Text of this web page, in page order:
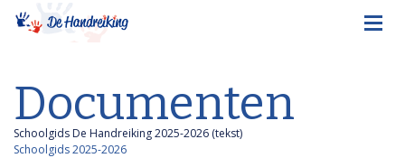
Documenten
Schoolgids De Handreiking 2025-2026 (tekst)
Schoolgids 2025-2026